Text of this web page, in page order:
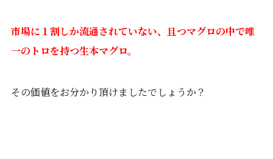
市場に１割しか流通されていない、且つマグロの中で唯
一のトロを持つ生本マグロ。
その価値をお分かり頂けましたでしょうか？